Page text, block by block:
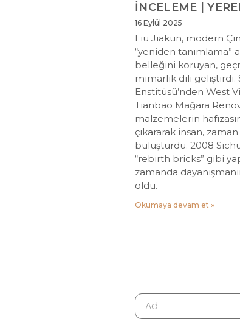
İNCELEME |
16 Eylül 2025
Liu Jiakun, modern
“yeniden tanımlama”
belleğini koruyan,
mimarlık dili geliştirdi.
Enstitüsü’nden West
Tianbao Mağara
malzemelerin
çıkararak insan,
buluşturdu. 2008
“rebirth bricks” gibi
zamanda
oldu.
Okumaya devam et »